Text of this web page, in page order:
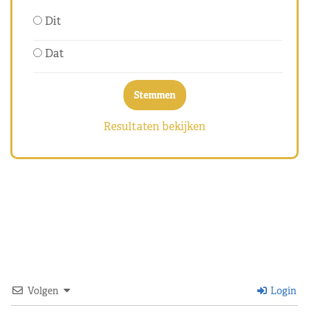
Dit
Dat
Resultaten bekijken
Volgen Login